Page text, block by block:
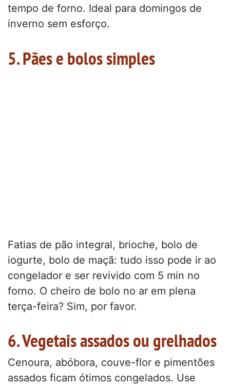
tempo de forno. Ideal para domingos de
inverno sem esforço.
5. Pães e bolos simples
Fatias de pão integral, brioche, bolo de
iogurte, bolo de maçã: tudo isso pode ir ao
congelador e ser revivido com 5 min no
forno. O cheiro de bolo no ar em plena
terça-feira? Sim, por favor.
6. Vegetais assados ou grelhados
Cenoura, abóbora, couve-flor e pimentões
assados ficam ótimos congelados. Use